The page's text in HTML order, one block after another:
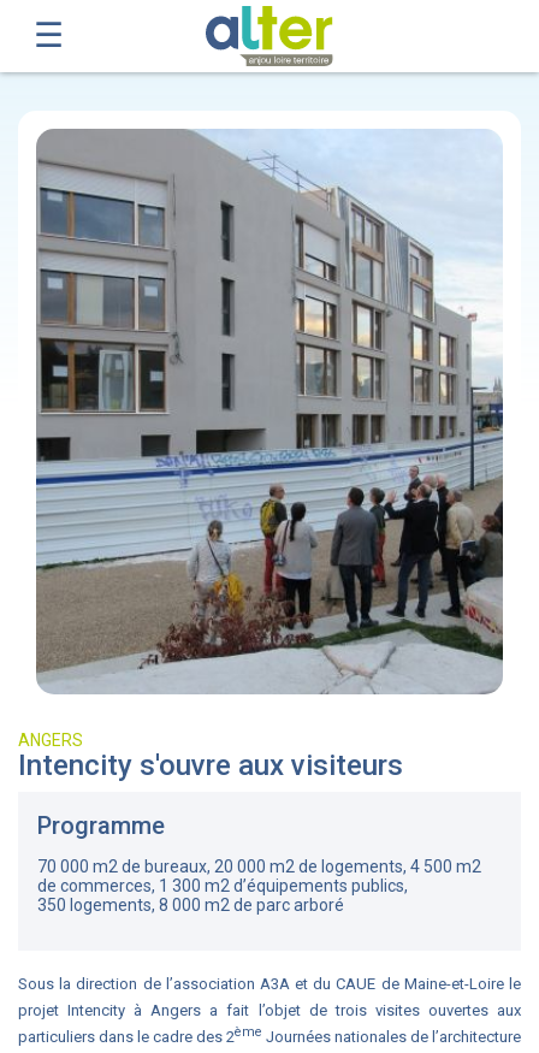
ANGERS
Intencity s'ouvre aux visiteurs
Programme
70 000 m2 de bureaux, 20 000 m2 de logements, 4 500 m2
de commerces, 1 300 m2 d’équipements publics,
350 logements, 8 000 m2 de parc arboré
Sous la direction de l’association A3A et du CAUE de Maine-et-Loire le
projet Intencity à Angers a fait l’objet de trois visites ouvertes aux
particuliers dans le cadre des 2ème Journées nationales de l’architecture